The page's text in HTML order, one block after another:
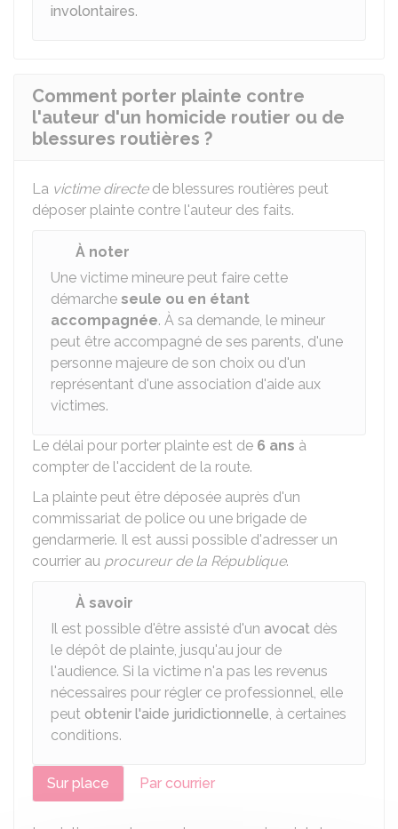
involontaires.
Comment porter plainte contre
l'auteur d'un homicide routier ou de
blessures routières ?
La victime directede blessures routières peut
déposer plainte contre l'auteur des faits.
À noter
Une victime mineure peut faire cette
démarche seule ou en étant
accompagnée. À sa demande, le mineur
peut être accompagné de ses parents, d'une
personne majeure de son choix ou d'un
représentant d'une association d'aide aux
victimes.
Le délai pour porter plainte est de 6 ans à
compter de l'accident de la route.
La plainte peut être déposée auprès d'un
commissariat de police ou une brigade de
gendarmerie. Il est aussi possible d'adresser un
courrier au procureur de la République.
À savoir
Il est possible d'être assisté d'un avocat dès
le dépôt de plainte, jusqu'au jour de
l'audience. Si la victime n'a pas les revenus
nécessaires pour régler ce professionnel, elle
peut obtenir l'aide juridictionnelle, à certaines
conditions.
Sur place Par courrier